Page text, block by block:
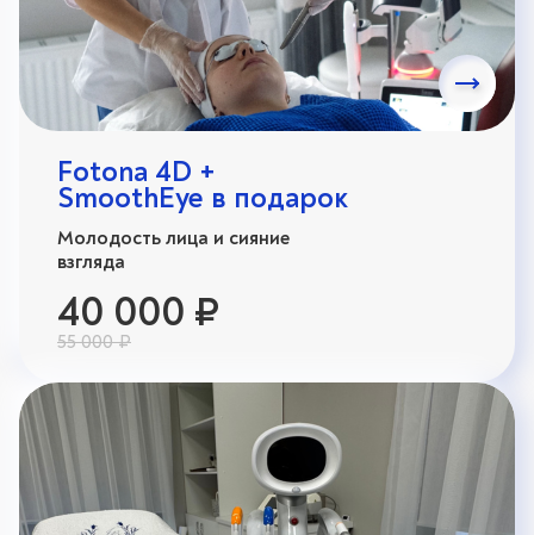
Fotona 4D +
SmoothEye в подарок
Молодость лица и сияние
взгляда
40 000 ₽
55 000 ₽